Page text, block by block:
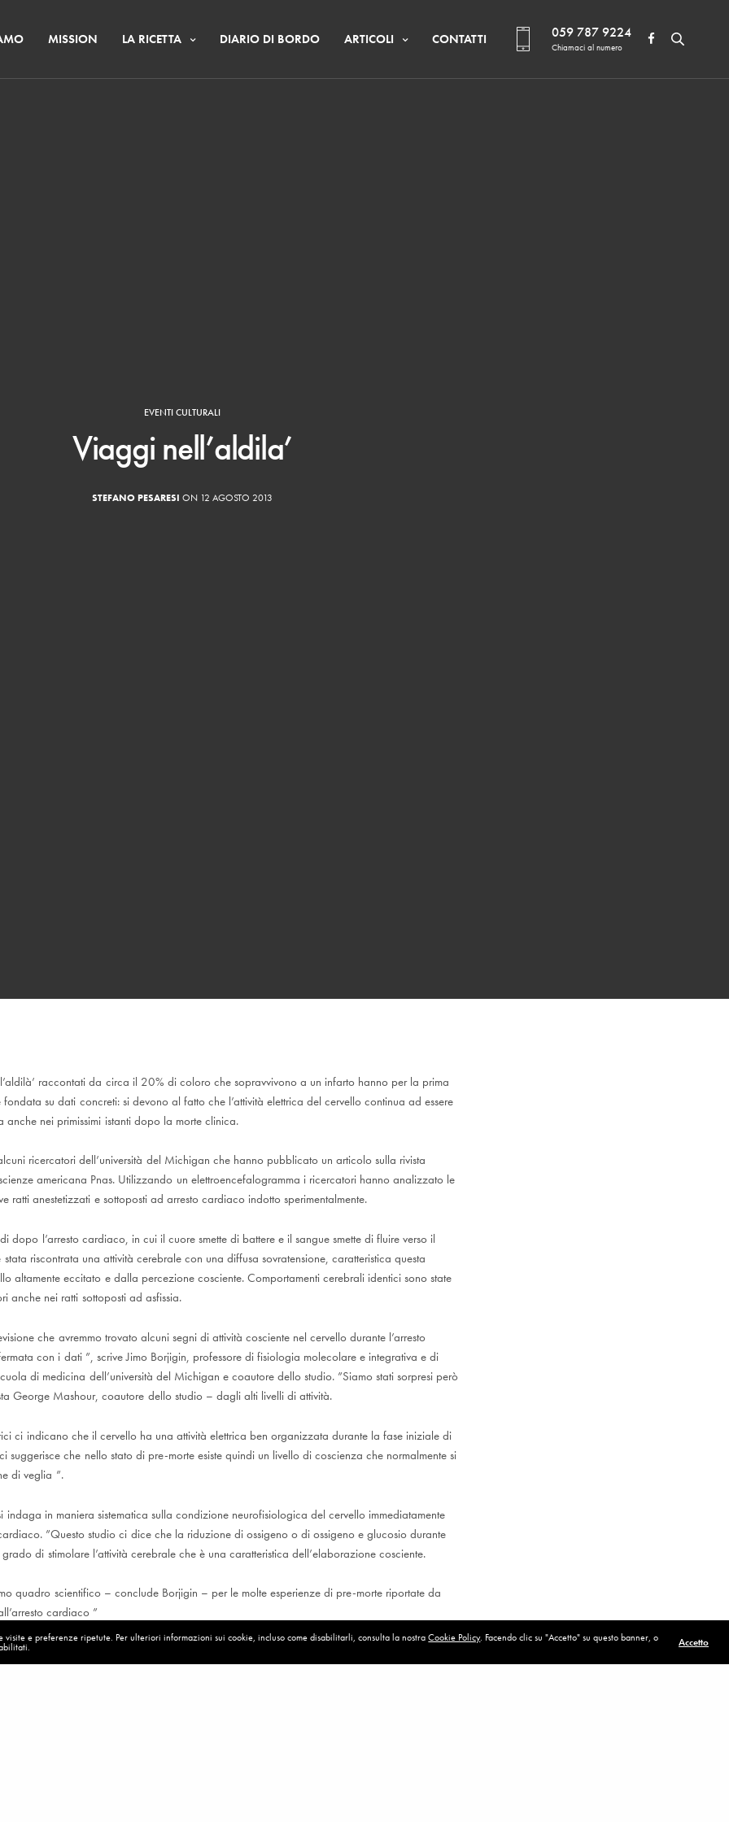
MISSION LA RICETTA DIARIO DI BORDO ARTICOLI CONTATTI 059 787 9224
Chiamaci al numero
EVENTI CULTURALI
Viaggi nell’aldila’
STEFANO PESARESI ON 12 AGOSTO 2013
raccontati da circa il 20% di coloro che sopravvivono a un infarto hanno per la prima
su dati concreti: si devono al fatto che l’attività elettrica del cervello continua ad essere
anche nei primissimi istanti dopo la morte clinica.
ricercatori dell’università del Michigan che hanno pubblicato un articolo sulla rivista
americana Pnas. Utilizzando un elettroencefalogramma i ricercatori hanno analizzato le
ratti anestetizzati e sottoposti ad arresto cardiaco indotto sperimentalmente.
dopo l’arresto cardiaco, in cui il cuore smette di battere e il sangue smette di fluire verso il
riscontrata una attività cerebrale con una diffusa sovratensione, caratteristica questa
altamente eccitato e dalla percezione cosciente. Comportamenti cerebrali identici sono state
anche nei ratti sottoposti ad asfissia.
che avremmo trovato alcuni segni di attività cosciente nel cervello durante l’arresto
con i dati ”, scrive Jimo Borjigin, professore di fisiologia molecolare e integrativa e di
di medicina dell’università del Michigan e coautore dello studio. ”Siamo stati sorpresi però
George Mashour, coautore dello studio – dagli alti livelli di attività.
ci indicano che il cervello ha una attività elettrica ben organizzata durante la fase iniziale di
suggerisce che nello stato di pre-morte esiste quindi un livello di coscienza che normalmente si
di veglia ”.
indaga in maniera sistematica sulla condizione neurofisiologica del cervello immediatamente
”Questo studio ci dice che la riduzione di ossigeno o di ossigeno e glucosio durante
di stimolare l’attività cerebrale che è una caratteristica dell’elaborazione cosciente.
quadro scientifico – conclude Borjigin – per le molte esperienze di pre-morte riportate da
cardiaco ”
e preferenze ripetute. Per ulteriori informazioni sui cookie, incluso come disabilitarli, consulta la nostraCookie Policy. Facendo clic su "Accetto" su questo banner, o Accetto